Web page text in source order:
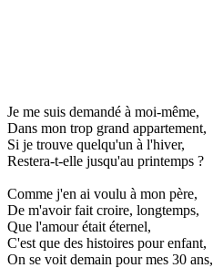
Je me suis demandé à moi-même,
Dans mon trop grand appartement,
Si je trouve quelqu'un à l'hiver,
Restera-t-elle jusqu'au printemps ?
Comme j'en ai voulu à mon père,
De m'avoir fait croire, longtemps,
Que l'amour était éternel,
C'est que des histoires pour enfant,
On se voit demain pour mes 30 ans,